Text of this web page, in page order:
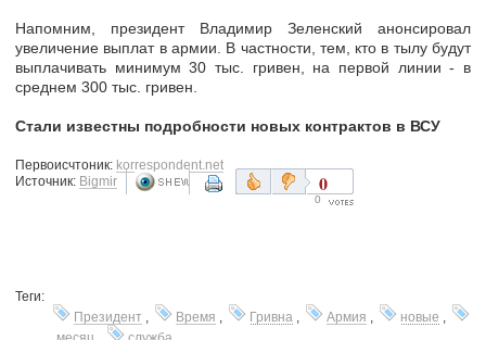
Напомним, президент Владимир Зеленский анонсировал
увеличение выплат в армии. В частности, тем, кто в тылу будут
выплачивать минимум 30 тыс. гривен, на первой линии - в
среднем 300 тыс. гривен.
Стали известны подробности новых контрактов в ВСУ
Первоисчтоник: korrespondent.net
Источник: Bigmir 0
0
Теги:
Президент
Время Гривна Армия новые